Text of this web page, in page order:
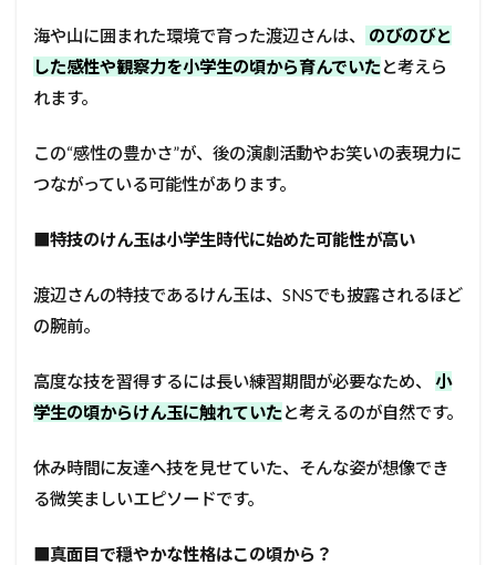
海や山に囲まれた環境で育った渡辺さんは、
のびのびと
した感性や観察力を小学生の頃から育んでいた と考えら
れます。
この“感性の豊かさ”が、後の演劇活動やお笑いの表現力に
つながっている可能性があります。
■特技のけん玉は小学生時代に始めた可能性が高い
渡辺さんの特技であるけん玉は、SNSでも披露されるほど
の腕前。
高度な技を習得するには長い練習期間が必要なため、 小
学生の頃からけん玉に触れていた と考えるのが自然です。
休み時間に友達へ技を見せていた、そんな姿が想像でき
る微笑ましいエピソードです。
■真面目で穏やかな性格はこの頃から？